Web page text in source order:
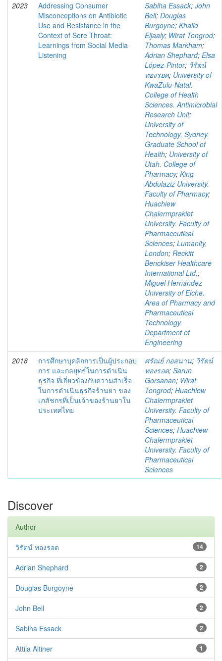
2023
Addressing Consumer
Misconceptions on Antibiotic
Use and Resistance in the
Context of Sore Throat:
Learnings from Social Media
Listening
Sabiha Essack; John
Bell; Douglas
Burgoyne; Khalid
Eljaaly; Wirat Tongrod;
Thomas Markham;
Adrian Shephard; Elsa
López-Pintor; วิรัตน์
ทองรอด; University of
KwaZulu-Natal.
College of Health
Sciences. Antimicrobial
Research Unit;
University of
Technology, Sydney.
Graduate School of
Health; University of
Utah. College of
Pharmacy; King
Abdulaziz University.
Faculty of Pharmacy;
Huachiew
Chalermprakiet
University. Faculty of
Pharmaceutical
Sciences; Lumanity,
London; Reckitt
Benckiser Healthcare
International Ltd.;
Miguel Hernández
University of Elche.
Area of Pharmacy and
Pharmaceutical
Technology.
Department of
Engineering
2018
การศึกษาบุคลิกการเป็นผู้ประกอบ
การ และกลยุทธ์ในการดำเนิน
ธุรกิจ ที่เกี่ยวข้องกับความสำเร็จ
ในการดำเนินธุรกิจร้านยา ของ
เภสัชกรที่เป็นเจ้าของร้านยาใน
ประเทศไทย
ศรัณย์ กอสนาน; วิรัตน์
ทองรอด; Sarun
Gorsanan; Wirat
Tongrod; Huachiew
Chalermprakiet
University. Faculty of
Pharmaceutical
Sciences; Huachiew
Chalermprakiet
University. Faculty of
Pharmaceutical
Sciences
Discover
Author
14
วิรัตน์ ทองรอด
2
Adrian Shephard
2
Douglas Burgoyne
2
John Bell
2
Sabiha Essack
1
Attila Altiner